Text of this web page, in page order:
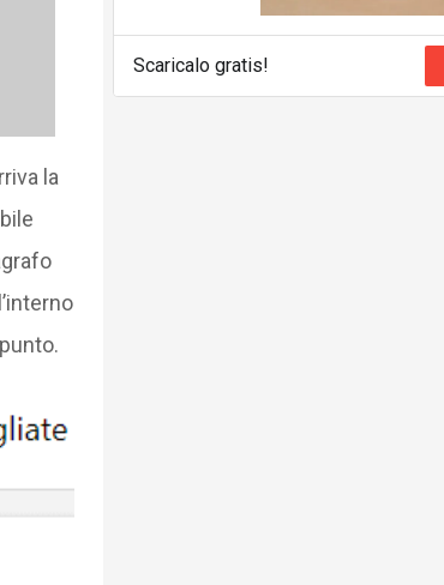
la
Scaricalo gratis!